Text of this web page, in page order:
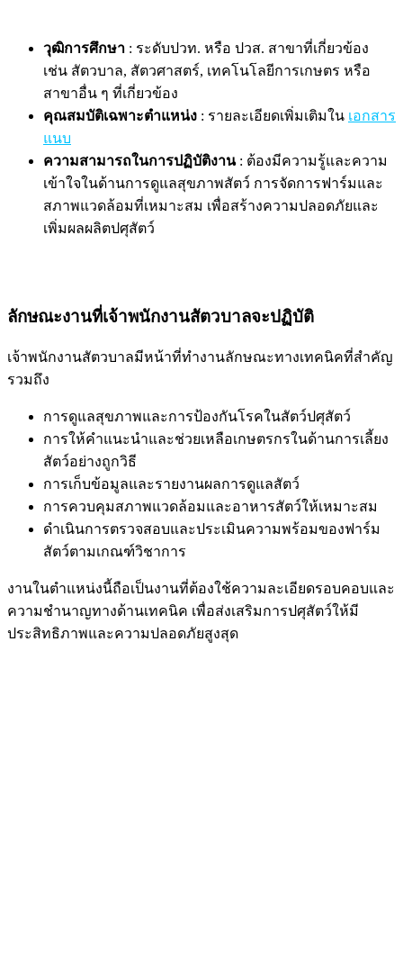
วุฒิการศึกษา : ระดับปวท. หรือ ปวส. สาขาที่เกี่ยวข้อง
เช่น สัตวบาล, สัตวศาสตร์, เทคโนโลยีการเกษตร หรือ
สาขาอื่น ๆ ที่เกี่ยวข้อง
คุณสมบัติเฉพาะตำแหน่ง : รายละเอียดเพิ่มเติมใน เอกสาร
แนบ
ความสามารถในการปฏิบัติงาน: ต้องมีความรู้และความ
เข้าใจในด้านการดูแลสุขภาพสัตว์ การจัดการฟาร์มและ
สภาพแวดล้อมที่เหมาะสม เพื่อสร้างความปลอดภัยและ
เพิ่มผลผลิตปศุสัตว์
ลักษณะงานที่เจ้าพนักงานสัตวบาลจะปฏิบัติ
เจ้าพนักงานสัตวบาลมีหน้าที่ทำงานลักษณะทางเทคนิคที่สำคัญ
รวมถึง
การดูแลสุขภาพและการป้องกันโรคในสัตว์ปศุสัตว์
การให้คำแนะนำและช่วยเหลือเกษตรกรในด้านการเลี้ยง
สัตว์อย่างถูกวิธี
การเก็บข้อมูลและรายงานผลการดูแลสัตว์
การควบคุมสภาพแวดล้อมและอาหารสัตว์ให้เหมาะสม
ดำเนินการตรวจสอบและประเมินความพร้อมของฟาร์ม
สัตว์ตามเกณฑ์วิชาการ
งานในตำแหน่งนี้ถือเป็นงานที่ต้องใช้ความละเอียดรอบคอบและ
ความชำนาญทางด้านเทคนิค เพื่อส่งเสริมการปศุสัตว์ให้มี
ประสิทธิภาพและความปลอดภัยสูงสุด